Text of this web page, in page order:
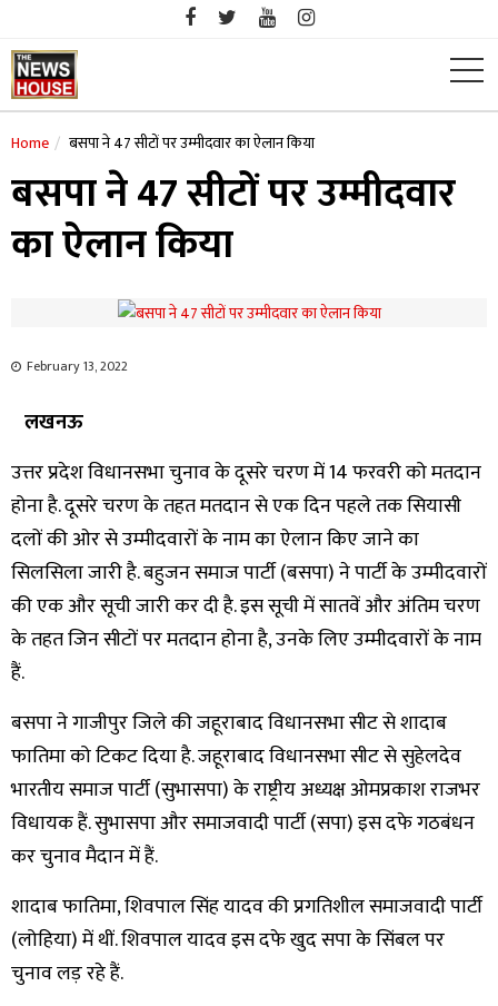
content
Home बसपा ने 47 सीटों पर उम्मीदवार का ऐलान किया
बसपा ने 47 सीटों पर उम्मीदवार
का ऐलान किया
February 13, 2022
लखनऊ
उत्तर प्रदेश विधानसभा चुनाव के दूसरे चरण में 14 फरवरी को मतदान
होना है. दूसरे चरण के तहत मतदान से एक दिन पहले तक सियासी
दलों की ओर से उम्मीदवारों के नाम का ऐलान किए जाने का
सिलसिला जारी है. बहुजन समाज पार्टी (बसपा) ने पार्टी के उम्मीदवारों
की एक और सूची जारी कर दी है. इस सूची में सातवें और अंतिम चरण
के तहत जिन सीटों पर मतदान होना है, उनके लिए उम्मीदवारों के नाम
हैं.
बसपा ने गाजीपुर जिले की जहूराबाद विधानसभा सीट से शादाब
फातिमा को टिकट दिया है. जहूराबाद विधानसभा सीट से सुहेलदेव
भारतीय समाज पार्टी (सुभासपा) के राष्ट्रीय अध्यक्ष ओमप्रकाश राजभर
विधायक हैं. सुभासपा और समाजवादी पार्टी (सपा) इस दफे गठबंधन
कर चुनाव मैदान में हैं.
शादाब फातिमा, शिवपाल सिंह यादव की प्रगतिशील समाजवादी पार्टी
(लोहिया) में थीं. शिवपाल यादव इस दफे खुद सपा के सिंबल पर
चुनाव लड़ रहे हैं.